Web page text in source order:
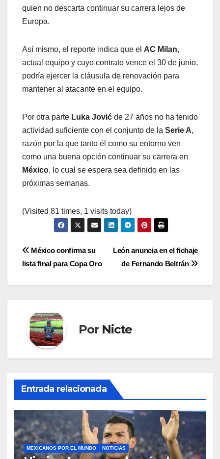
quien no descarta continuar su carrera lejos de
Europa.
Así mismo, el reporte indica que el AC Milan,
actual equipo y cuyo contrato vence el 30 de junio,
podría ejercer la cláusula de renovación para
mantener al atacante en el equipo.
Por otra parte Luka Jović de 27 años no ha tenido
actividad suficiente con el conjunto de la Serie A,
razón por la que tanto él como su entorno ven
como una buena opción continuar su carrera en
México, lo cual se espera sea definido en las
próximas semanas.
(Visited 81 times, 1 visits today)
Navegación
León anuncia en el fichaje
de Fernando Beltrán
México confirma su
lista final para Copa Oro
Por Nicte
Entrada relacionada
MEXICANOS POR EL MUNDO NOTICIAS